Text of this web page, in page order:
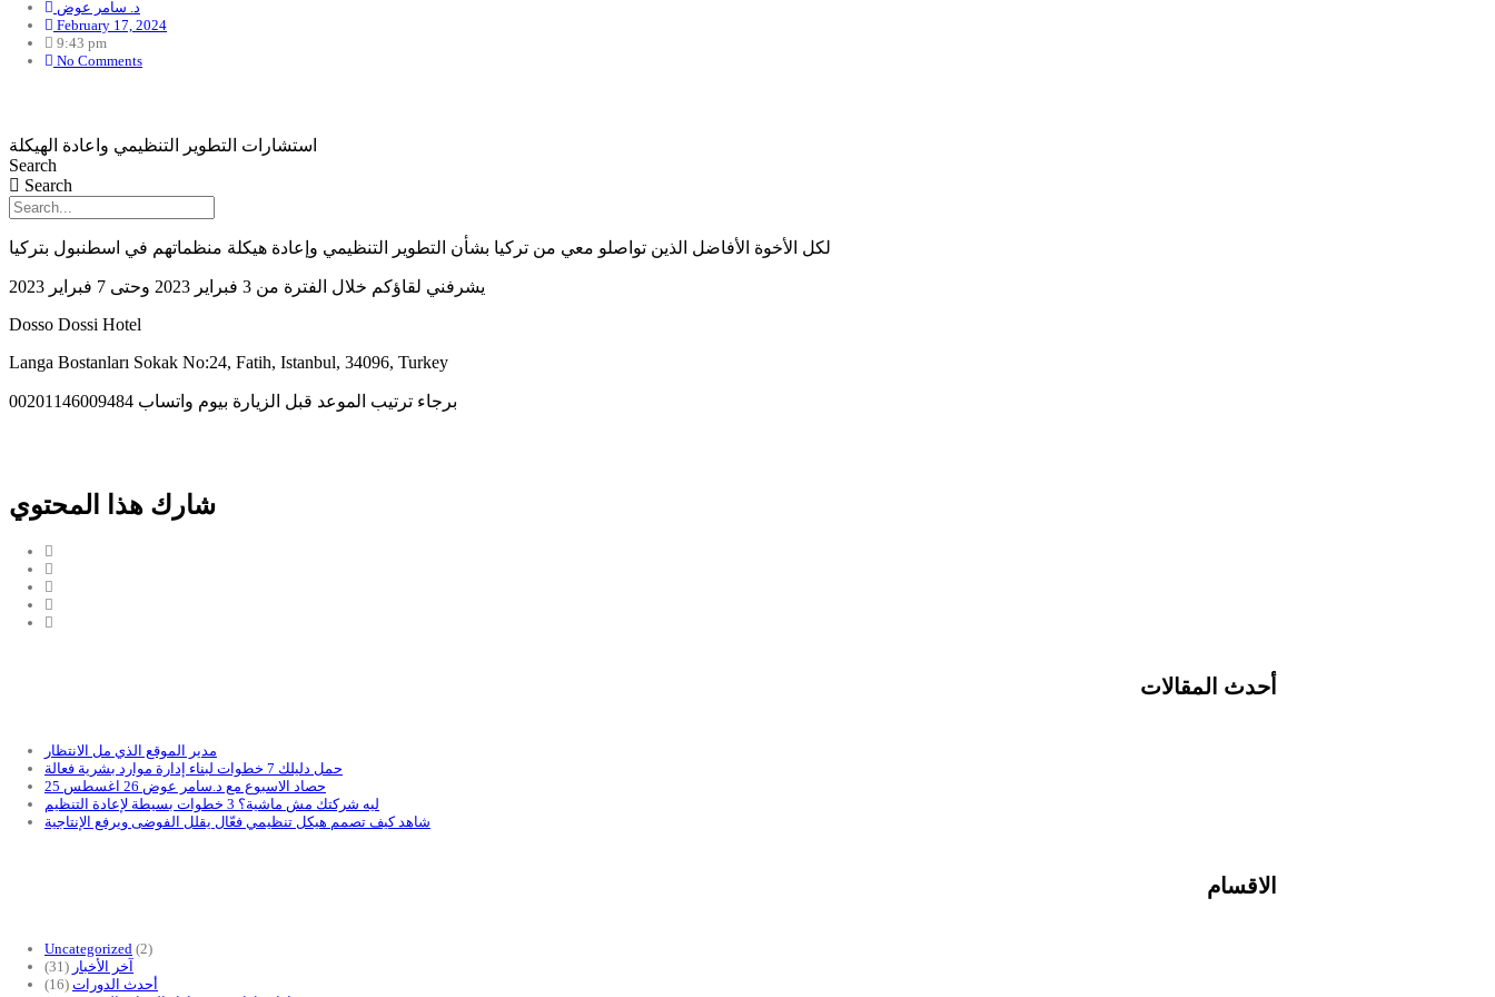
د. سامر عوض
February 17, 2024
9:43 pm
No Comments
استشارات التطوير التنظيمي واعادة الهيكلة
Search
Search
لكل الأخوة الأفاضل الذين تواصلو معي من تركيا بشأن التطوير التنظيمي وإعادة هيكلة منظماتهم في اسطنبول بتركيا
يشرفني لقاؤكم خلال الفترة من 3 فبراير 2023 وحتى 7 فبراير 2023
Dosso Dossi Hotel
Langa Bostanları Sokak No:24, Fatih, Istanbul, 34096, Turkey
برجاء ترتيب الموعد قبل الزيارة بيوم واتساب 00201146009484
شارك هذا المحتوي
أحدث المقالات
مدير الموقع الذي مل الانتظار
حمل دليلك 7 خطوات لبناء إدارة موارد بشرية فعالة
حصاد الاسبوع مع د.سامر عوض 26 اغسطس 25
ليه شركتك مش ماشية؟ 3 خطوات بسيطة لإعادة التنظيم
شاهد كيف تصمم هيكل تنظيمي فعّال يقلل الفوضى ويرفع الإنتاجية
الاقسام
Uncategorized (2)
آخر الأخبار (31)
أحدث الدورات (16)